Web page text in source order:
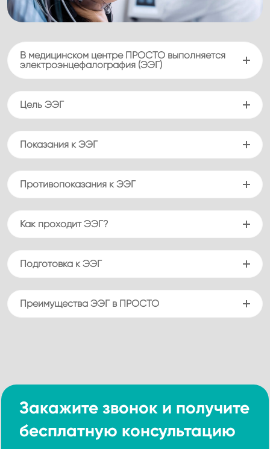
В медицинском центре ПРОСТО выполняется
электроэнцефалография (ЭЭГ)
Цель ЭЭГ
Показания к ЭЭГ
Противопоказания к ЭЭГ
Как проходит ЭЭГ?
Подготовка к ЭЭГ
Преимущества ЭЭГ в ПРОСТО
Закажите звонок и получите
бесплатную консультацию